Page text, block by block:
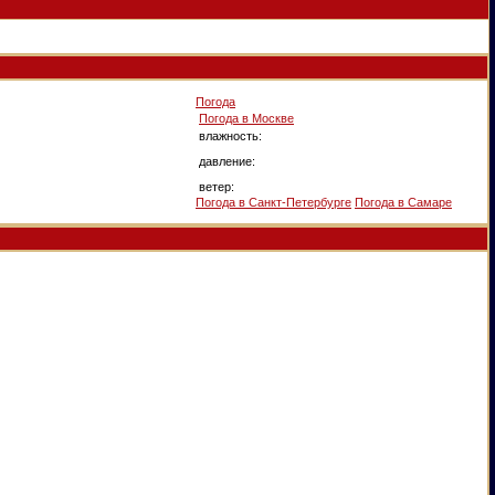
Погода
Погода в Москве
влажность:
давление:
ветер:
Погода в Санкт-Петербурге Погода в Самаре